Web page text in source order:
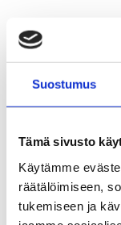
Suostumus
Tämä sivusto
Käytämme
räätälöimiseen,
tukemiseen ja
Lue lisää
Latujen